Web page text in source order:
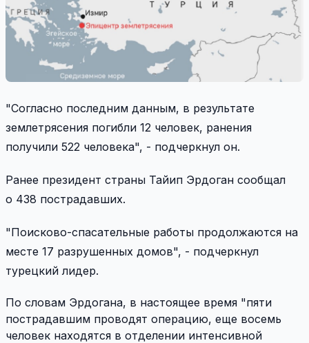
"Согласно последним данным, в результате
землетрясения погибли 12 человек, ранения
получили 522 человека", - подчеркнул он.
Ранее президент страны Тайип Эрдоган сообщал
о 438 пострадавших.
"Поисково-спасательные работы продолжаются на
месте 17 разрушенных домов", - подчеркнул
турецкий лидер.
По словам Эрдогана, в настоящее время "пяти
пострадавшим проводят операцию, еще восемь
человек находятся в отделении интенсивной